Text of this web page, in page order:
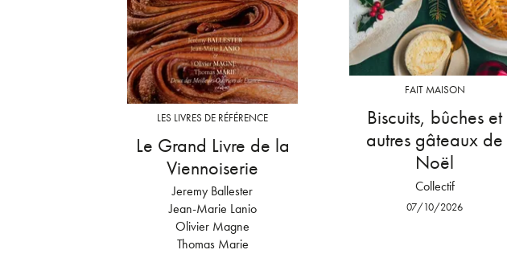
LES LIVRES DE RÉFÉRENCE
Le Grand Livre de la
Viennoiserie
Jeremy Ballester
Jean-Marie Lanio
Olivier Magne
Thomas Marie
FAIT MAISON
Biscuits, bûches et
autres gâteaux de
Noël
Collectif
07/10/2026